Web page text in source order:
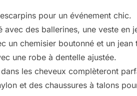
pour un événement chic.
des ballerines, une veste en
un chemisier boutonné et un jean
une robe à dentelle ajustée.
les cheveux complèteront
et des chaussures à talons